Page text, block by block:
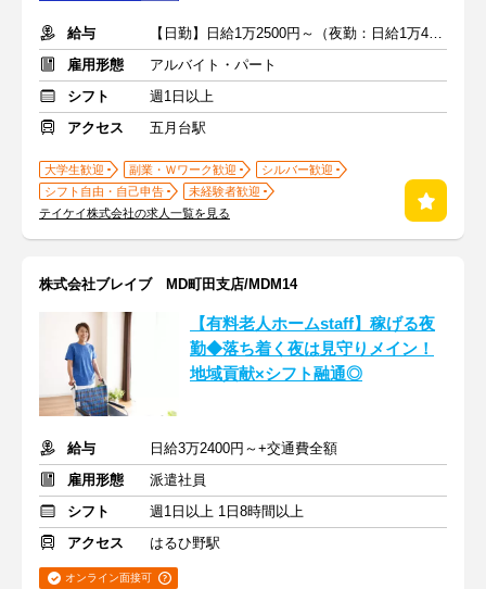
給与
【日勤】日給1万2500円～（夜勤：日給1万4000円～）
雇用形態
アルバイト・パート
シフト
週1日以上
アクセス
五月台駅
大学生歓迎 副業・Ｗワーク歓迎
シルバー歓迎
シフト自由・自己申告
未経験者歓迎
テイケイ株式会社の求人一覧を見る
株式会社ブレイブ MD町田支店/MDM14
【有料老人ホームstaff】稼げる夜
勤◆落ち着く夜は見守りメイン！
地域貢献×シフト融通◎
給与
日給3万2400円～+交通費全額
雇用形態
派遣社員
シフト
週1日以上 1日8時間以上
アクセス
はるひ野駅
オンライン面接可